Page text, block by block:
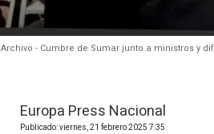
Archivo - Cumbre de Sumar junto a ministros y
Europa Press Nacional
Publicado: viernes, 21 febrero 2025 7:35